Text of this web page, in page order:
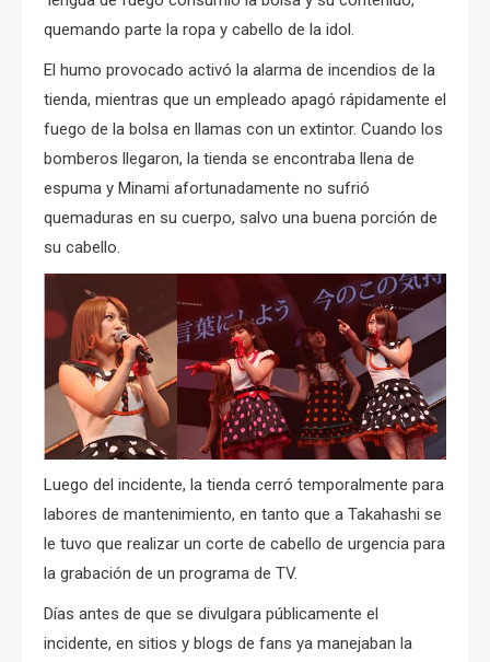
quemando parte la ropa y cabello de la idol.
El humo provocado activó la alarma de incendios de la
tienda, mientras que un empleado apagó rápidamente el
fuego de la bolsa en llamas con un extintor. Cuando los
bomberos llegaron, la tienda se encontraba llena de
espuma y Minami afortunadamente no sufrió
quemaduras en su cuerpo, salvo una buena porción de
su cabello.
Luego del incidente, la tienda cerró temporalmente para
labores de mantenimiento, en tanto que a Takahashi se
le tuvo que realizar un corte de cabello de urgencia para
la grabación de un programa de TV.
Días antes de que se divulgara públicamente el
incidente, en sitios y blogs de fans ya manejaban la